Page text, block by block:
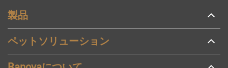
製品
ペットソリューション